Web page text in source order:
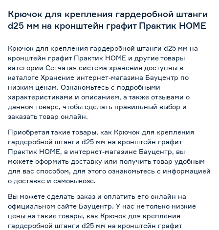
Крючок для крепления гардеробной штанги
d25 мм на кронштейн графит Практик HOME
Крючок для крепления гардеробной штанги d25 мм на
кронштейн графит Практик HOME и другие товары
категории Сетчатая система хранения доступны в
каталоге Хранение интернет-магазина Бауцентр по
низким ценам. Ознакомьтесь с подробными
характеристиками и описанием, а также отзывами о
данном товаре, чтобы сделать правильный выбор и
заказать товар онлайн.
Приобретая такие товары, как Крючок для крепления
гардеробной штанги d25 мм на кронштейн графит
Практик HOME, в интернет-магазине Бауцентр, вы
можете оформить доставку или получить товар удобным
для вас способом, для этого ознакомьтесь с информацией
о доставке и самовывозе.
Вы можете сделать заказ и оплатить его онлайн на
официальном сайте Бауцентр. У нас не только низкие
цены на такие товары, как Крючок для крепления
гардеробной штанги d25 мм на кронштейн графит